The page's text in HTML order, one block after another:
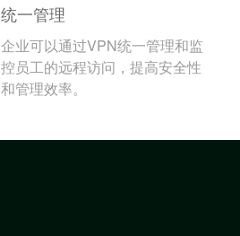
统一管理
企业可以通过VPN统一管理和监
控员工的远程访问，提高安全性
和管理效率。